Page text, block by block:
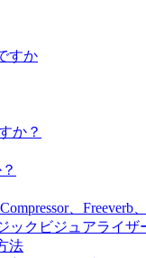
すか
か？
、
ックビジュアライ
法